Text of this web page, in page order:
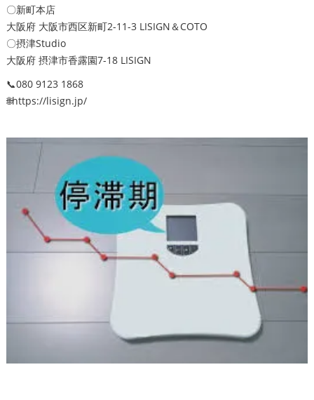
〇新町本店
大阪府 大阪市西区新町2-11-3 LISIGN＆COTO
〇摂津Studio
大阪府 摂津市香露園7-18 LISIGN
📞080 9123 1868
🌐https://lisign.jp/